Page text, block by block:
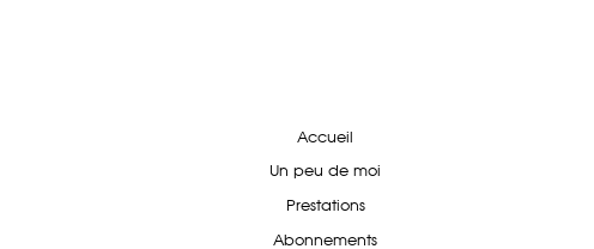
Accueil
Un peu de moi
Prestations
Abonnements